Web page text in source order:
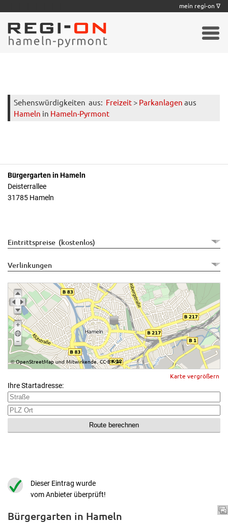
Sehenswürdigkeiten aus: Freizeit > Parkanlagen aus
Hameln in Hameln-Pyrmont
Bürgergarten in Hameln
Deisterrallee
31785 Hameln
Eintrittspreise (kostenlos)
Verlinkungen
©OpenStreetMapundMitwirkende,CC-BY-SA
Karte vergrößern
Ihre Startadresse:
Dieser Eintrag wurde
vom Anbieter überprüft!
Bürgergarten in Hameln
mein regi-on ∇